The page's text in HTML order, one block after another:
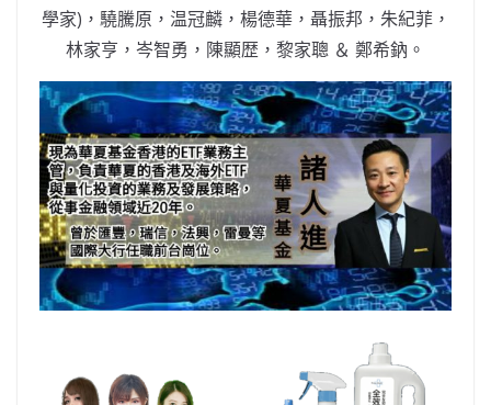
學家)，驍騰原，温冠麟，楊德華，聶振邦，朱紀菲，
林家亨，岑智勇，陳顯歴，黎家聰 ＆ 鄭希鈉。